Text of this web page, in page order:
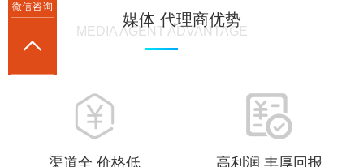
微信咨询
媒体 代理商优势
MEDIA AGENT ADVANTAGE
渠道全 价格低 高利润 丰厚回报